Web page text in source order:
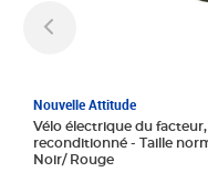
Nouvelle Attitude
Vélo électrique du facteur,
reconditionné - Taille normale -
Noir/ Rouge